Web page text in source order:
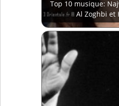
Top 10 musique:
Al Zoghbi et